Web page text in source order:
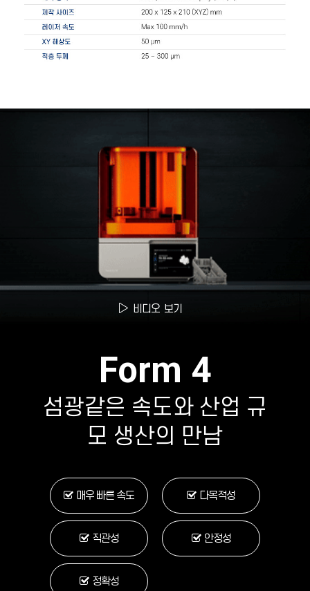
비디오 보기
Form 4
섬광같은 속도와 산업 규
모 생산의 만남
매우 빠른 속도 다목적성
직관성 안정성
정확성